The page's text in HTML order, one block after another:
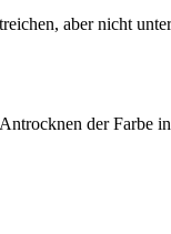
aber nicht
der Farbe